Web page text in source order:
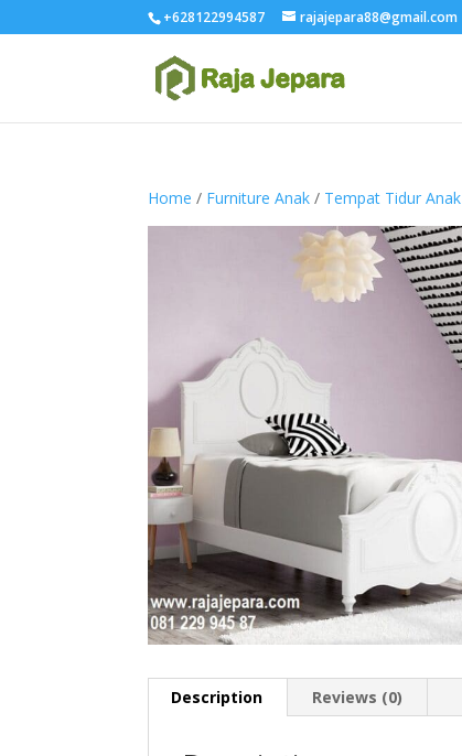
+628122994587 rajajepara88@gmail.com
Home / Furniture Anak / Tempat Tidur Anak
Description Reviews (0)